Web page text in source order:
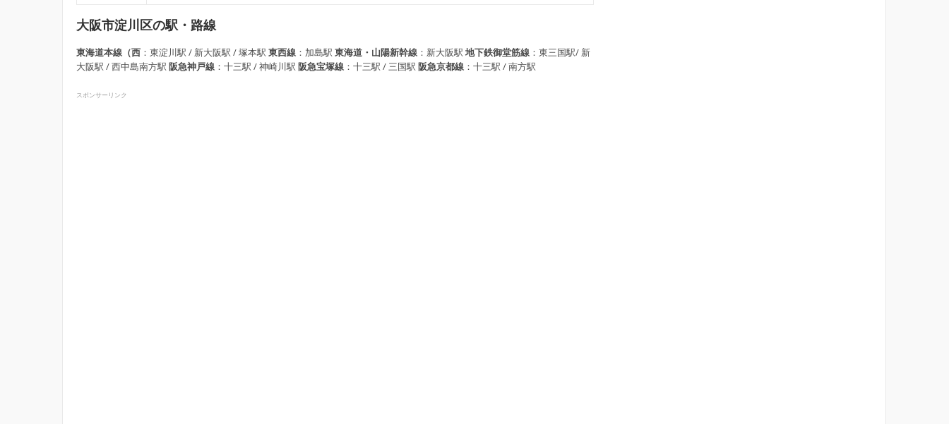
大阪市淀川区の駅・路線
東海道本線（西 ：東淀川駅 / 新大阪駅 / 塚本駅東西線 ：加島駅東海道・山陽新幹線 ：新大阪駅地下鉄御堂筋線 ：東三国駅/ 新
大阪駅 / 西中島南方駅 阪急神戸線 ：十三駅 / 神崎川駅 阪急宝塚線 ：十三駅 / 三国駅 阪急京都線 ：十三駅 / 南方駅
スポンサーリンク